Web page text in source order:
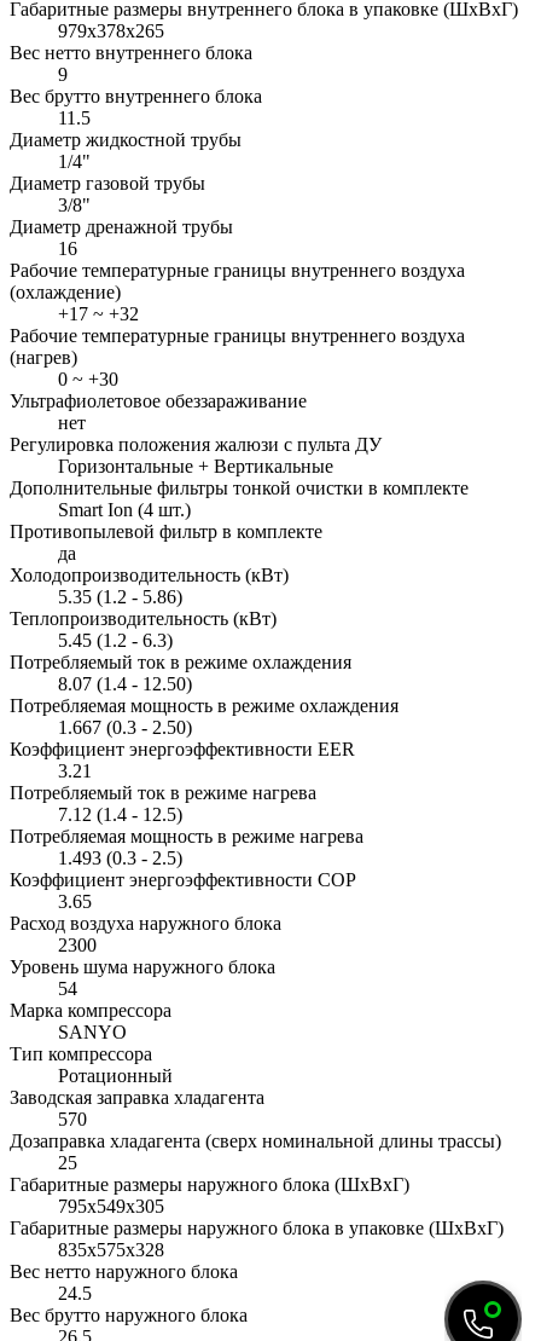
Габаритные размеры внутреннего блока в упаковке (ШxВxГ)
979x378x265
Вес нетто внутреннего блока
9
Вес брутто внутреннего блока
11.5
Диаметр жидкостной трубы
1/4"
Диаметр газовой трубы
3/8"
Диаметр дренажной трубы
16
Рабочие температурные границы внутреннего воздуха
(охлаждение)
+17 ~ +32
Рабочие температурные границы внутреннего воздуха
(нагрев)
0 ~ +30
Ультрафиолетовое обеззараживание
нет
Регулировка положения жалюзи с пульта ДУ
Горизонтальные + Вертикальные
Дополнительные фильтры тонкой очистки в комплекте
Smart Ion (4 шт.)
Противопылевой фильтр в комплекте
да
Холодопроизводительность (кВт)
5.35 (1.2 - 5.86)
Теплопроизводительность (кВт)
5.45 (1.2 - 6.3)
Потребляемый ток в режиме охлаждения
8.07 (1.4 - 12.50)
Потребляемая мощность в режиме охлаждения
1.667 (0.3 - 2.50)
Коэффициент энергоэффективности EER
3.21
Потребляемый ток в режиме нагрева
7.12 (1.4 - 12.5)
Потребляемая мощность в режиме нагрева
1.493 (0.3 - 2.5)
Коэффициент энергоэффективности COP
3.65
Расход воздуха наружного блока
2300
Уровень шума наружного блока
54
Марка компрессора
SANYO
Тип компрессора
Ротационный
Заводская заправка хладагента
570
Дозаправка хладагента (сверх номинальной длины трассы)
25
Габаритные размеры наружного блока (ШxВxГ)
795x549x305
Габаритные размеры наружного блока в упаковке (ШxВxГ)
835x575x328
Вес нетто наружного блока
24.5
Вес брутто наружного блока
26.5